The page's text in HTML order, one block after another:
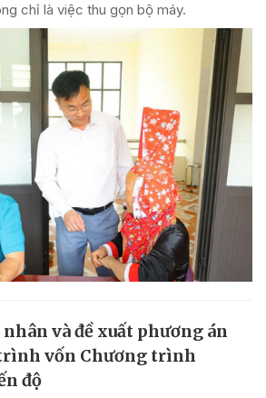
chỉ là việc thu gọn bộ máy.
và đề xuất phương án
vốn Chương trình
độ